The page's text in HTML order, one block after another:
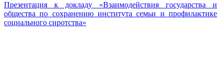
Презентация к докладу «Взаимодействия государства и
общества по сохранению института семьи и профилактике
социального сиротства»